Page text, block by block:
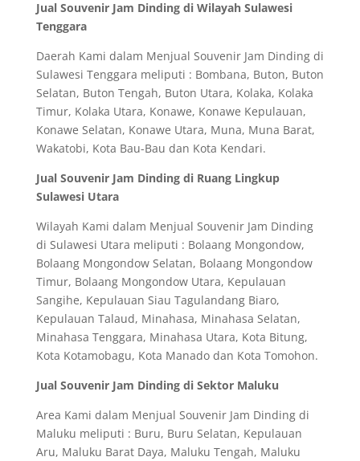
Jual Souvenir Jam Dinding di Wilayah Sulawesi
Tenggara
Daerah Kami dalam Menjual Souvenir Jam Dinding di
Sulawesi Tenggara meliputi : Bombana, Buton, Buton
Selatan, Buton Tengah, Buton Utara, Kolaka, Kolaka
Timur, Kolaka Utara, Konawe, Konawe Kepulauan,
Konawe Selatan, Konawe Utara, Muna, Muna Barat,
Wakatobi, Kota Bau-Bau dan Kota Kendari.
Jual Souvenir Jam Dinding di Ruang Lingkup
Sulawesi Utara
Wilayah Kami dalam Menjual Souvenir Jam Dinding
di Sulawesi Utara meliputi : Bolaang Mongondow,
Bolaang Mongondow Selatan, Bolaang Mongondow
Timur, Bolaang Mongondow Utara, Kepulauan
Sangihe, Kepulauan Siau Tagulandang Biaro,
Kepulauan Talaud, Minahasa, Minahasa Selatan,
Minahasa Tenggara, Minahasa Utara, Kota Bitung,
Kota Kotamobagu, Kota Manado dan Kota Tomohon.
Jual Souvenir Jam Dinding di Sektor Maluku
Area Kami dalam Menjual Souvenir Jam Dinding di
Maluku meliputi : Buru, Buru Selatan, Kepulauan
Aru, Maluku Barat Daya, Maluku Tengah, Maluku